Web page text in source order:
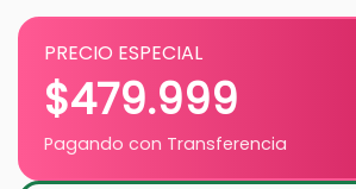
PRECIO ESPECIAL
$479.999
Pagando con Transferencia